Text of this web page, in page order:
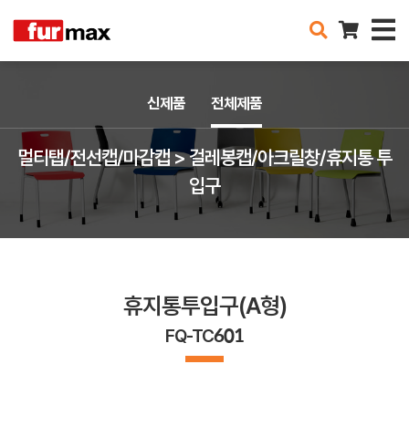
멀티탭/전선캡/마감캡 > 걸레봉캡/아크릴창/휴지통 투
입구
신제품 전체제품
휴지통투입구(A형)
FQ-TC601